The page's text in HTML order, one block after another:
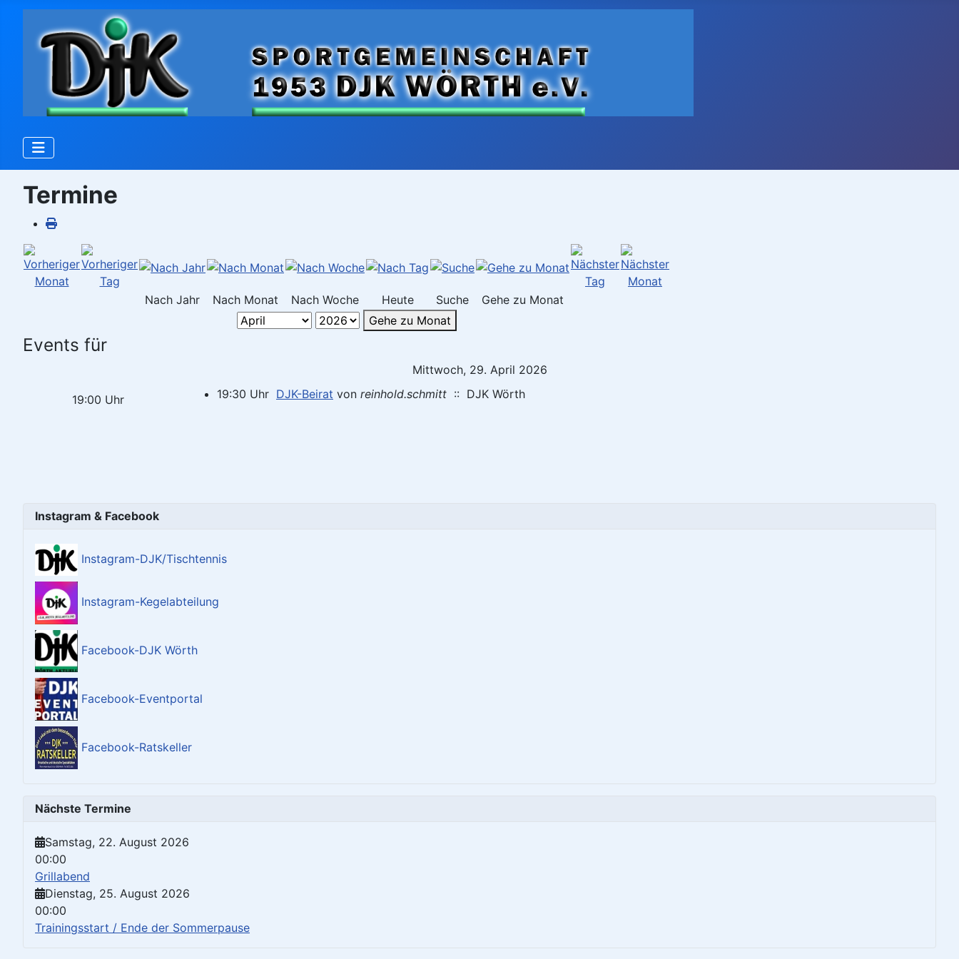
Termine
Nach Jahr Nach Monat Nach Woche Heute Suche
Gehe zu Monat
Gehe zu Monat
Events für
Mittwoch, 29. April 2026
19:00 Uhr 19:30 Uhr DJK-Beirat von reinhold.schmitt :: DJK Wörth
Instagram & Facebook
Instagram-DJK/Tischtennis
Instagram-Kegelabteilung
Facebook-DJK Wörth
Facebook-Eventportal
Facebook-Ratskeller
Nächste Termine
Samstag, 22. August 2026
00:00
Grillabend
Dienstag, 25. August 2026
00:00
Trainingsstart / Ende der Sommerpause